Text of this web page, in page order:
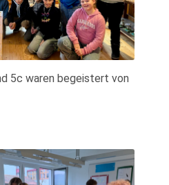
5c waren begeistert von